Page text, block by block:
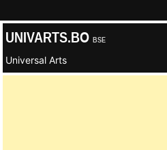
UNIVARTS.BO BSE
Universal Arts